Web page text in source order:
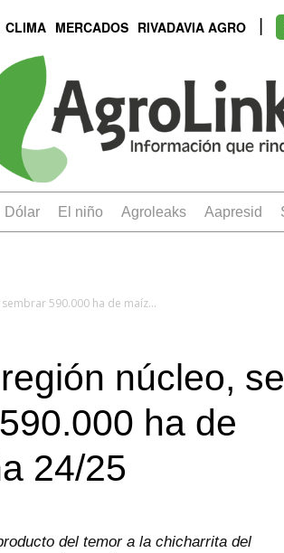
CLIMA MERCADOS RIVADAVIA AGRO
dólar el niño Agroleaks aapresid
Según la BCR, en la región núcleo, se dejarían de sembrar 590.000 ha de maíz para la campaña 24/25
núcleo, se
ha de
24/25
del temor a la chicharrita del